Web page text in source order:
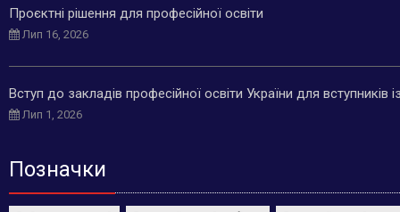
Проєктні рішення для професійної освіти
Лип 16, 2026
Вступ до закладів професійної освіти України для
Лип 1, 2026
Позначки